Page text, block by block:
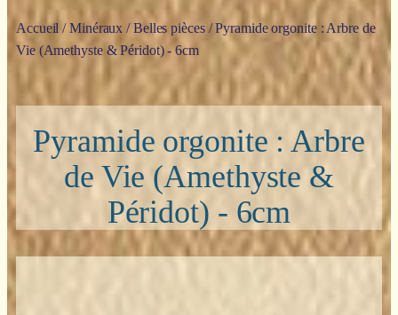
Accueil /Minéraux /Belles pièces/ Pyramide orgonite : Arbre de
Vie (Amethyste & Péridot) - 6cm
Pyramide orgonite : Arbre
de Vie (Amethyste &
Péridot) - 6cm